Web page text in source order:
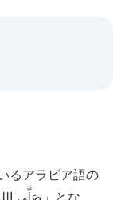
るアラビア語の